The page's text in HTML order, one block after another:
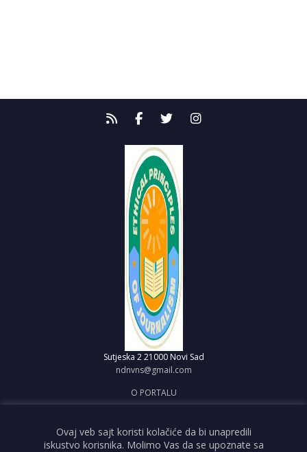
Sutjeska 2 21000 Novi Sad
ndnvns@gmail.com
O PORTALU
OBJAVI VEST
USLOVI KORIŠĆENJA
Ovaj veb sajt koristi kolačiće da bi unapredili
iskustvo korisnika. Molimo Vas da se upoznate sa